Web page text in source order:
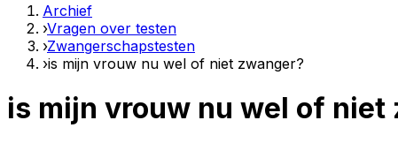
Archief
›Vragen over testen
›Zwangerschapstesten
›is mijn vrouw nu wel of niet zwanger?
is mijn vrouw nu wel of niet